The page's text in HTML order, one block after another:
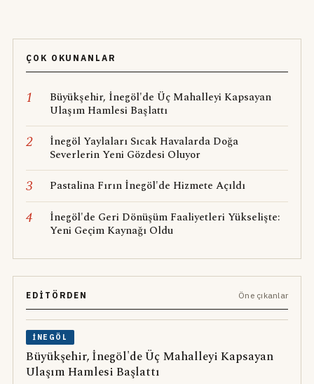
ÇOK OKUNANLAR
1
Büyükşehir, İnegöl'de Üç Mahalleyi Kapsayan
Ulaşım Hamlesi Başlattı
2
İnegöl Yaylaları Sıcak Havalarda Doğa
Severlerin Yeni Gözdesi Oluyor
3 Pastalina Fırın İnegöl'de Hizmete Açıldı
4
İnegöl'de Geri Dönüşüm Faaliyetleri Yükselişte:
Yeni Geçim Kaynağı Oldu
EDITÖRDEN Öne çıkanlar
İNEGÖL
Büyükşehir, İnegöl'de Üç Mahalleyi Kapsayan
Ulaşım Hamlesi Başlattı